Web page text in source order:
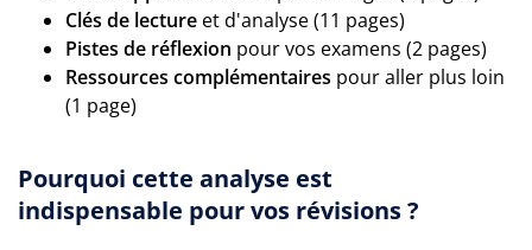
Clés de lecture et d'analyse (11 pages)
Pistes de réflexion pour vos examens (2 pages)
Ressources complémentaires pour aller plus loin
(1 page)
Pourquoi cette analyse est
indispensable pour vos révisions ?